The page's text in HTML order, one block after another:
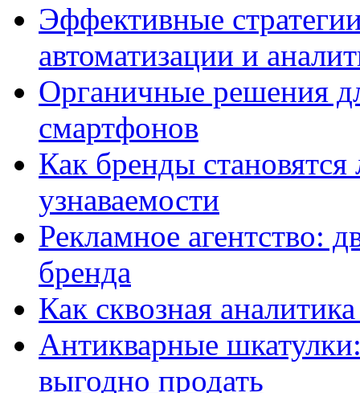
Эффективные
автоматизации и
Органичные решения
смартфонов
Как бренды
узнаваемости
Рекламное агентство:
бренда
Как сквозная
Антикварные
выгодно продать